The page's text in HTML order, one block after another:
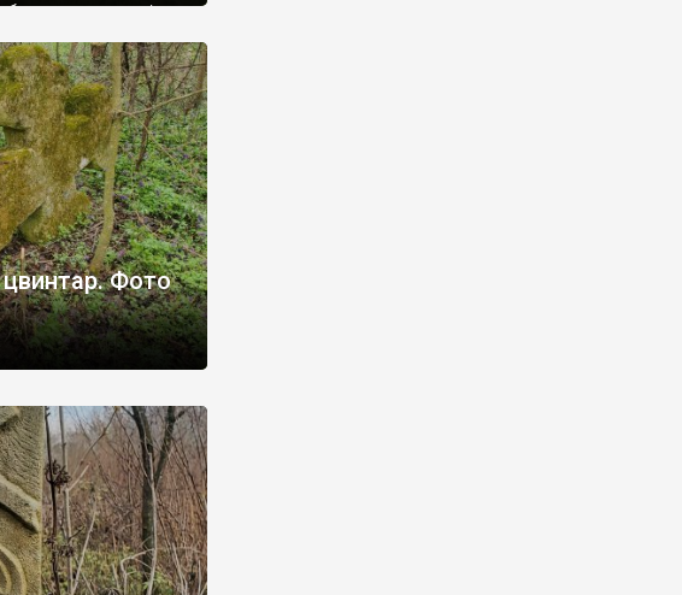
а трохи далі,
колії у траві –
Фото